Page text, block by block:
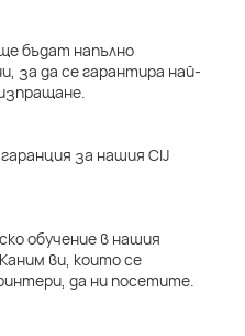
бъдат напълно
за да се гарантира най-
гаранция за нашия CIJ
обучение в нашия
ви, които се
да ни посетите.